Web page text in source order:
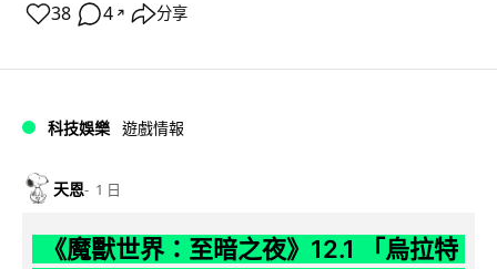
38 4 ↗ 分享
科技娛樂 遊戲情報
天恩 1 日
《魔獸世界：至暗之夜》12.1 「烏拉特